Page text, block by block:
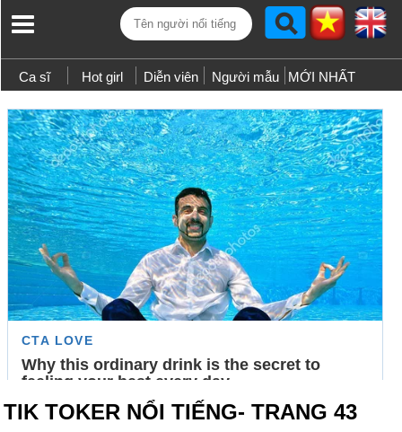
Ca sĩ Hot girl Diễn viên Người mẫu MỚI NHẤT
TIK TOKER NỔI TIẾNG- TRANG 43